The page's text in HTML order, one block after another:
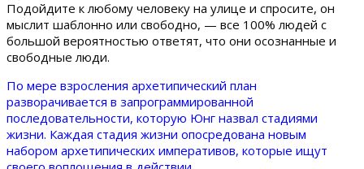
Подойдите к любому человеку на улице и спросите, он
мыслит шаблонно или свободно, — все 100% людей с
большой вероятностью ответят, что они осознанные и
свободные люди.
По мере взросления архетипический план
разворачивается в запрограммированной
последовательности, которую Юнг назвал стадиями
жизни. Каждая стадия жизни опосредована новым
набором архетипических императивов, которые ищут